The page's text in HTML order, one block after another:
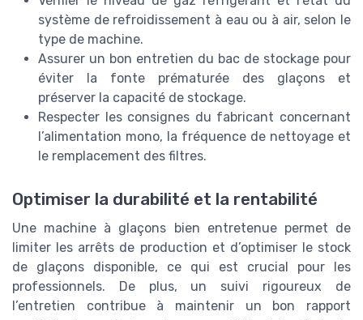
système de refroidissement à eau ou à air, selon le
type de machine.
Assurer un bon entretien du bac de stockage pour
éviter la fonte prématurée des glaçons et
préserver la capacité de stockage.
Respecter les consignes du fabricant concernant
l’alimentation mono, la fréquence de nettoyage et
le remplacement des filtres.
Optimiser la durabilité et la rentabilité
Une machine à glaçons bien entretenue permet de
limiter les arrêts de production et d’optimiser le stock
de glaçons disponible, ce qui est crucial pour les
professionnels. De plus, un suivi rigoureux de
l’entretien contribue à maintenir un bon rapport